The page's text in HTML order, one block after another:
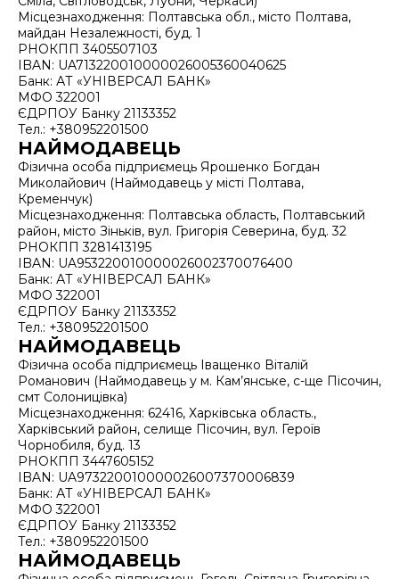
Місцезнаходження: Полтавська обл., місто Полтава,
майдан Незалежності, буд. 1
РНОКПП 3405507103
IBAN: UA713220010000026005360040625
Банк: АТ «УНІВЕРСАЛ БАНК»
МФО 322001
ЄДРПОУ Банку 21133352
Тел.: +380952201500
НАЙМОДАВЕЦЬ
Фізична особа підприємець Ярошенко Богдан
Миколайович (Наймодавець у місті Полтава,
Кременчук)
Місцезнаходження: Полтавська область, Полтавський
район, місто Зіньків, вул. Григорія Северина, буд. 32
РНОКПП 3281413195
IBAN: UA953220010000026002370076400
Банк: АТ «УНІВЕРСАЛ БАНК»
МФО 322001
ЄДРПОУ Банку 21133352
Тел.: +380952201500
НАЙМОДАВЕЦЬ
Фізична особа підприємець Іващенко Віталій
Романович (Наймодавець у м. Кам’янське, с-ще Пісочин,
смт Солоницівка)
Місцезнаходження: 62416, Харківська область.,
Харківський район, селище Пісочин, вул. Героїв
Чорнобиля, буд. 13
РНОКПП 3447605152
IBAN: UA973220010000026007370006839
Банк: АТ «УНІВЕРСАЛ БАНК»
МФО 322001
ЄДРПОУ Банку 21133352
Тел.: +380952201500
НАЙМОДАВЕЦЬ